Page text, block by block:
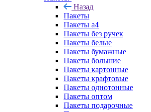
Назад
Пакеты
Пакеты а4
Пакеты без ручек
Пакеты белые
Пакеты бумажные
Пакеты большие
Пакеты картонные
Пакеты крафтовые
Пакеты однотонные
Пакеты оптом
Пакеты подарочные